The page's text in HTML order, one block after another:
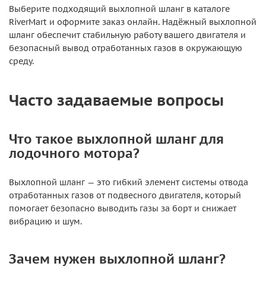
Выберите подходящий выхлопной шланг в каталоге
RiverMart и оформите заказ онлайн. Надёжный выхлопной
шланг обеспечит стабильную работу вашего двигателя и
безопасный вывод отработанных газов в окружающую
среду.
Часто задаваемые вопросы
Что такое выхлопной шланг для
лодочного мотора?
Выхлопной шланг — это гибкий элемент системы отвода
отработанных газов от подвесного двигателя, который
помогает безопасно выводить газы за борт и снижает
вибрацию и шум.
Зачем нужен выхлопной шланг?